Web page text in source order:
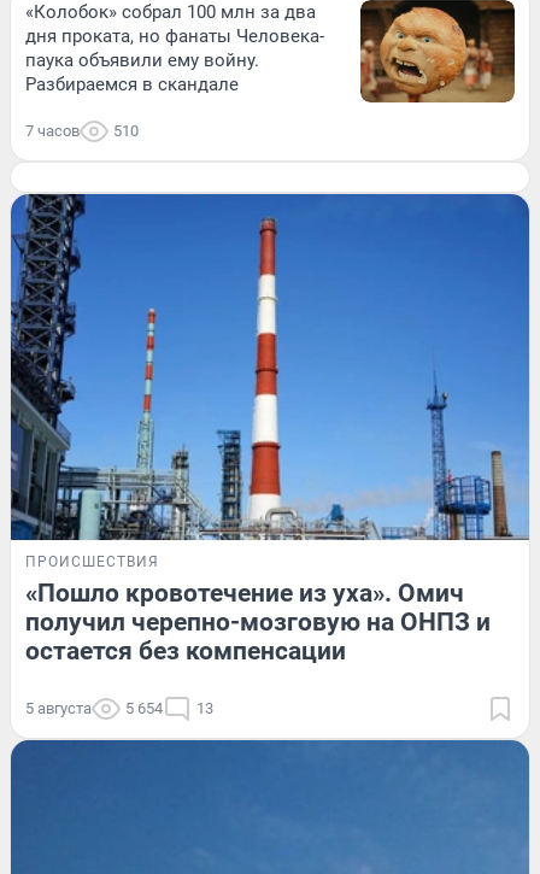
«Колобок» собрал 100 млн за два
дня проката, но фанаты Человека-
паука объявили ему войну.
Разбираемся в скандале
7 часов 510
ПРОИСШЕСТВИЯ
«Пошло кровотечение из уха». Омич
получил черепно-мозговую на ОНПЗ и
остается без компенсации
5 августа 5 654 13